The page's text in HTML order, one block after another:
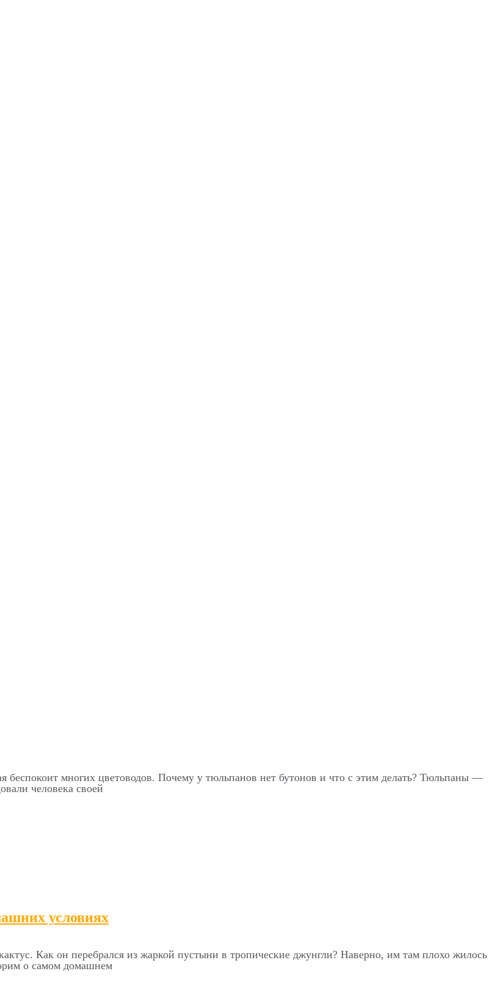
беспокоит многих цветоводов. Почему у тюльпанов нет бутонов и что с этим делать? Тюльпаны —
человека своей
условиях
Как он перебрался из жаркой пустыни в тропические джунгли? Наверно, им там плохо жилось
о самом домашнем